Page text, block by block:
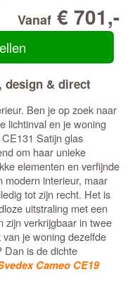
Vanaf € 701,-
design & direct
Ben je op zoek naar
lichtinval en je woning
Satijn glas
om haar unieke
elementen en verfijnde
modern interieur, maar
tot zijn recht. Het is
uitstraling met een
zijn verkrijgbaar in twee
je woning dezelfde
Dan is de dichte
Cameo CE19